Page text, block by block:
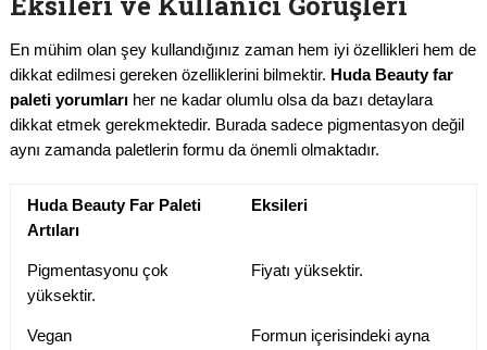
En mühim olan şey kullandığınız zaman hem iyi özellikleri hem de
dikkat edilmesi gereken özelliklerini bilmektir. Huda Beauty far
paleti yorumları her ne kadar olumlu olsa da bazı detaylara
dikkat etmek gerekmektedir. Burada sadece pigmentasyon değil
aynı zamanda paletlerin formu da önemli olmaktadır.
Huda Beauty Far Paleti
Artıları
Eksileri
Pigmentasyonu çok
yüksektir.
Fiyatı yüksektir.
Vegan
Formun içerisindeki ayna